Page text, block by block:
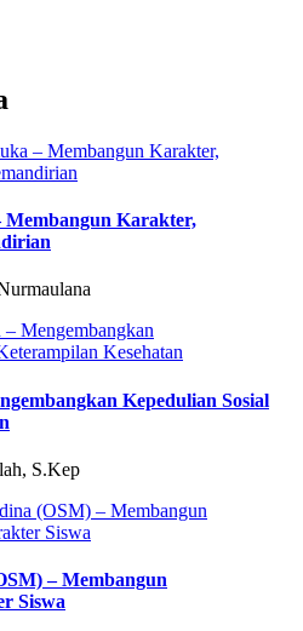
Karakter,
Kepedulian Sosial
S.Kep
– Membangun
Siswa